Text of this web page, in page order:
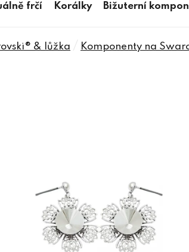
frčí Korálky Bižuterní
& lůžka Komponenty na